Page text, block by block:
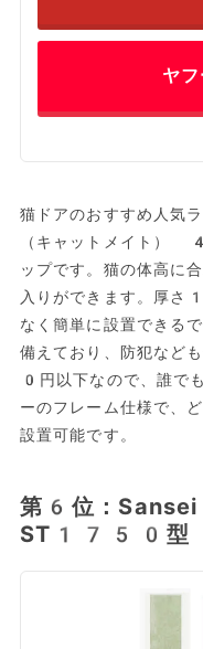
ヤ
猫ドアのおすすめ人
（キャットメイト）
ップです。猫の体高に
入りができます。厚さ
なく簡単に設置できる
備えており、防犯な
0円以下なので、誰で
ーのフレーム仕様で、
設置可能です。
第6位：Sansei
ST1750型